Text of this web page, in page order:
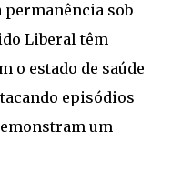
sob
Liberal têm
o estado de saúde
episódios
um